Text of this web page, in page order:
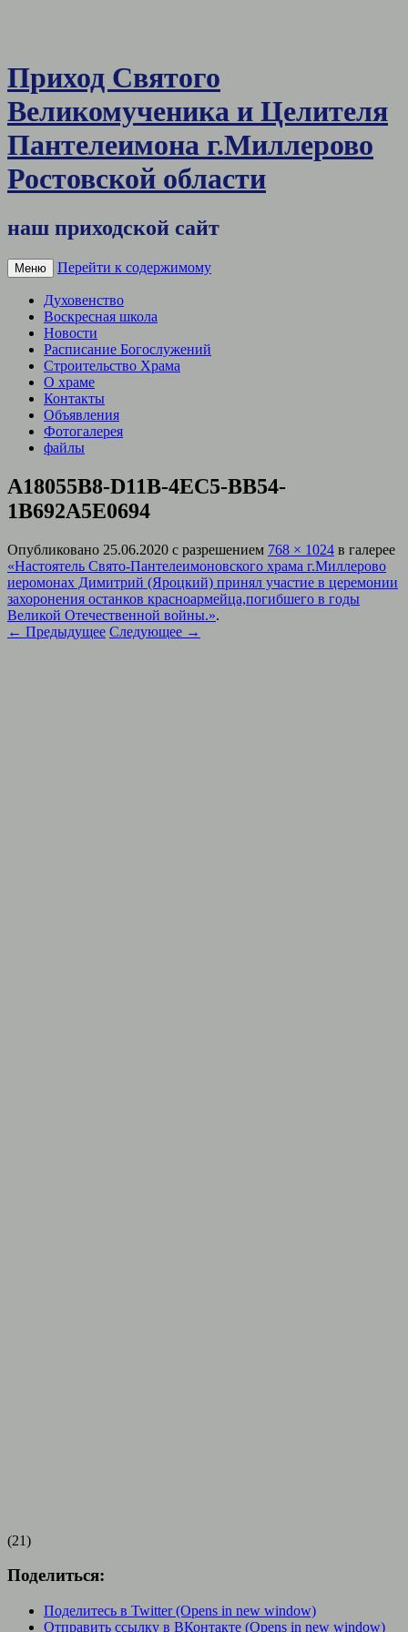
Приход Святого
Великомученика и Целителя
Пантелеимона г.Миллерово
Ростовской области
наш приходской сайт
Меню Перейти к содержимому
Духовенство
Воскресная школа
Новости
Расписание Богослужений
Строительство Храма
О храме
Контакты
Объявления
Фотогалерея
файлы
A18055B8-D11B-4EC5-BB54-
1B692A5E0694
Опубликовано 25.06.2020 с разрешением 768 × 1024 в галерее
«Настоятель Свято-Пантелеимоновского храма г.Миллерово
иеромонах Димитрий (Яроцкий) принял участие в церемонии
захоронения останков красноармейца,погибшего в годы
Великой Отечественной войны.».
← Предыдущее Следующее →
(21)
Поделиться:
Поделитесь в Twitter (Opens in new window)
Отправить ссылку в ВКонтакте (Opens in new window)